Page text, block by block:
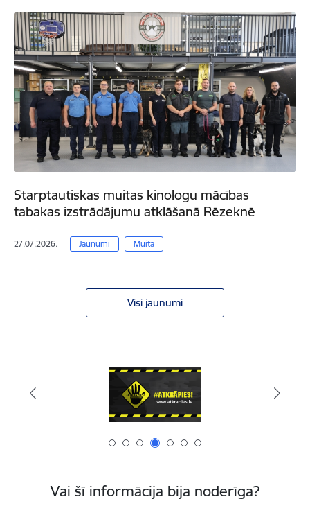
Starptautiskas muitas kinologu mācības
tabakas izstrādājumu atklāšanā Rēzeknē
27.07.2026. Jaunumi Muita
Visi jaunumi
Vai šī informācija bija noderīga?